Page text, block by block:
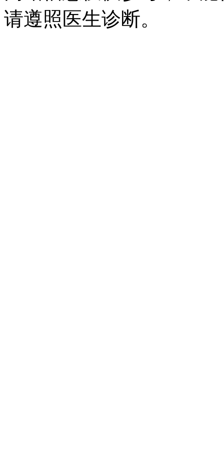
请遵照医生诊断。